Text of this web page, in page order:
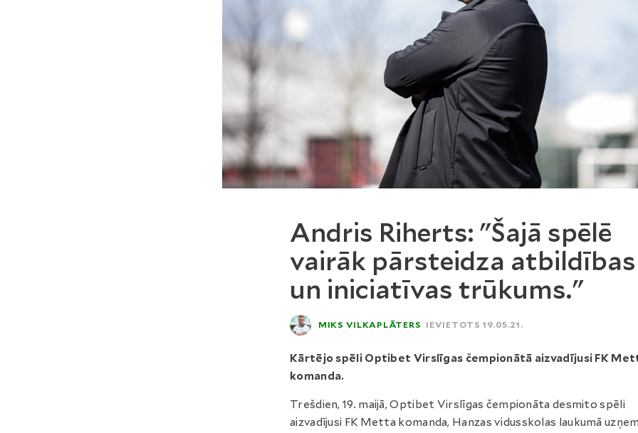
Andris Riherts: "Šajā spēlē
vairāk pārsteidza atbildības
un iniciatīvas trūkums."
MIKS VILKAPLĀTERS IEVIETOTS 19.05.21.
Kārtējo spēli Optibet Virslīgas čempionātā aizvadījusi FK
komanda.
Trešdien, 19. maijā, Optibet Virslīgas čempionāta desmito spēli
aizvadījusi FK Metta komanda, Hanzas vidusskolas laukumā